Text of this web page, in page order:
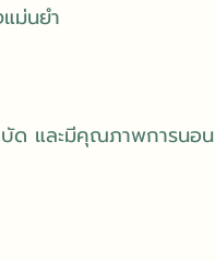
ม่นยำ
บัด และมีคุณภาพการนอน